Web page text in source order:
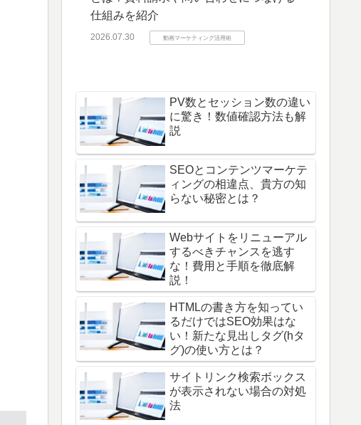
仕組みを紹介
2026.07.30 動画マーケティング活用術
PV数とセッション数の違い
に驚き！数値確認方法も解
説
SEOとコンテンツマーケテ
ィングの相違点、貴方の知
らない秘密とは？
Webサイトをリニューアル
するべきチャンスを逃す
な！費用と手順を徹底解
説！
HTMLの書き方を知ってい
るだけではSEO効果はな
い！新たな見出しタグ(hタ
グ)の使い方とは？
サイトリンク検索ボックス
が表示されない場合の対処
法